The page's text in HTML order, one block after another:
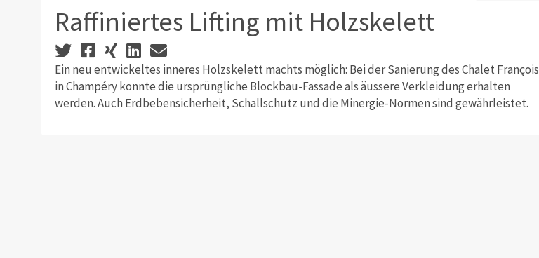
Raffiniertes Lifting mit Holzskelett
Ein neu entwickeltes inneres Holzskelett machts möglich: Bei der Sanierung des Chalet François
in Champéry konnte die ursprüngliche Blockbau-Fassade als äussere Verkleidung erhalten
werden. Auch Erdbebensicherheit, Schallschutz und die Minergie-Normen sind gewährleistet.